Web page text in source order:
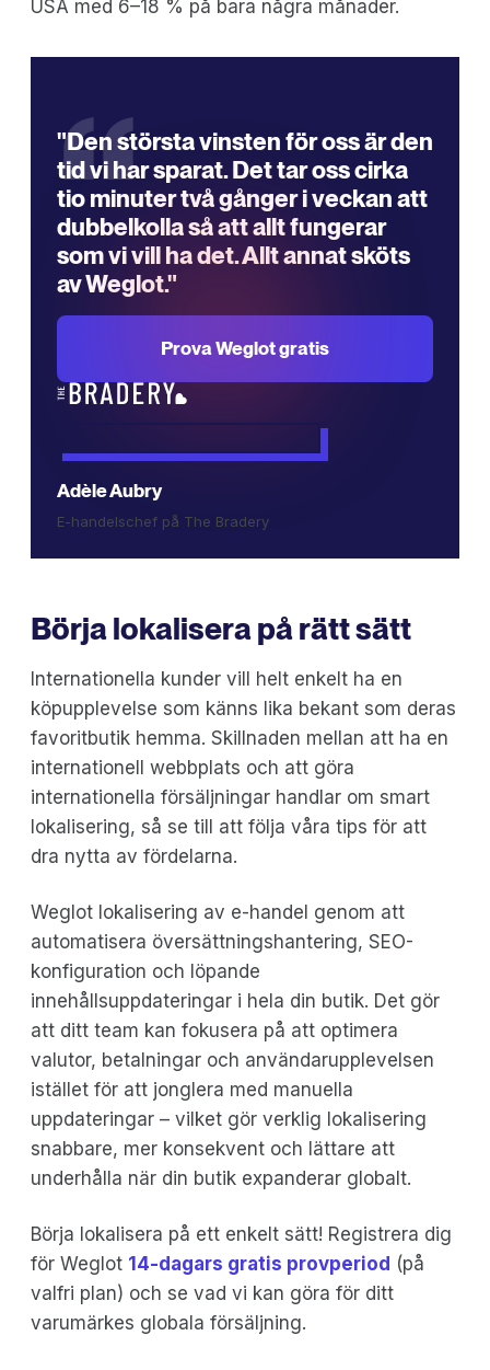
USA med 6–18 % på bara några månader.
“
"Den största vinsten för oss är den
tid vi har sparat. Det tar oss cirka
tio minuter två gånger i veckan att
dubbelkolla så att allt fungerar
som vi vill ha det. Allt annat sköts
av Weglot."
Prova Weglot gratis
Adèle Aubry
E-handelschef på The Bradery
Börja lokalisera på rätt sätt
Internationella kunder vill helt enkelt ha en
köpupplevelse som känns lika bekant som deras
favoritbutik hemma. Skillnaden mellan att ha en
internationell webbplats och att göra
internationella försäljningar handlar om smart
lokalisering, så se till att följa våra tips för att
dra nytta av fördelarna.
Weglot lokalisering av e-handel genom att
automatisera översättningshantering, SEO-
konfiguration och löpande
innehållsuppdateringar i hela din butik. Det gör
att ditt team kan fokusera på att optimera
valutor, betalningar och användarupplevelsen
istället för att jonglera med manuella
uppdateringar – vilket gör verklig lokalisering
snabbare, mer konsekvent och lättare att
underhålla när din butik expanderar globalt.
Börja lokalisera på ett enkelt sätt! Registrera dig
för Weglot 14-dagars gratis provperiod (på
valfri plan) och se vad vi kan göra för ditt
varumärkes globala försäljning.